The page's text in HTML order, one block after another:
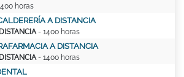
horas
A DISTANCIA
- 1400 horas
A DISTANCIA
- 1400 horas